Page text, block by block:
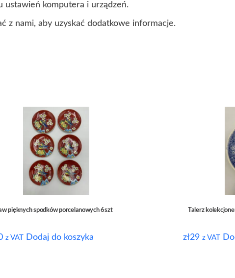
ustawień komputera i urządzeń.
z nami, aby uzyskać dodatkowe informacje.
pięknych spodków porcelanowych 6szt
z VAT Dodaj do koszyka
Talerz
zł29 z VAT